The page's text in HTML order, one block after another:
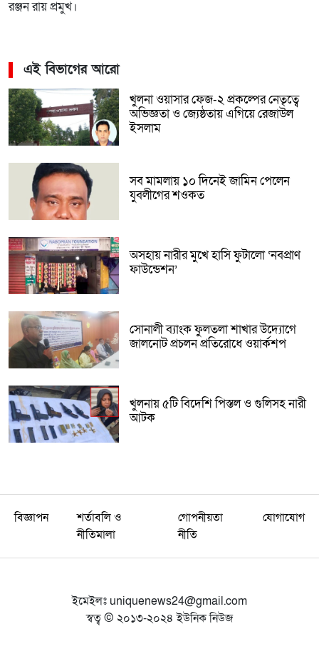
রঞ্জন রায় প্রমুখ।
এই বিভাগের আরো
খুলনা ওয়াসার ফেজ-২ প্রকল্পের নেতৃত্বে
অভিজ্ঞতা ও জ্যেষ্ঠতায় এগিয়ে রেজাউল
ইসলাম
সব মামলায় ১০ দিনেই জামিন পেলেন
যুবলীগের শওকত
অসহায় নারীর মুখে হাসি ফুটালো ‘নবপ্রাণ
ফাউন্ডেশন’
সোনালী ব্যাংক ফুলতলা শাখার উদ্যোগে
জালনোট প্রচলন প্রতিরোধে ওয়ার্কশপ
খুলনায় ৫টি বিদেশি পিস্তল ও গুলিসহ নারী
আটক
বিজ্ঞাপন
শর্তাবলি ও
নীতিমালা
গোপনীয়তা
নীতি
যোগাযোগ
ইমেইলঃ uniquenews24@gmail.com
স্বত্ব © ২০১৩-২০২৪ ইউনিক নিউজ